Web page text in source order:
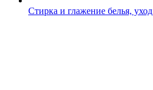
Стирка и глажение белья, уход